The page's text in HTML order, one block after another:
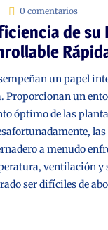
0 comentarios
de su
un papel
Proporcionan un
óptimo de las
a menudo
ventilación y
ser difíciles de